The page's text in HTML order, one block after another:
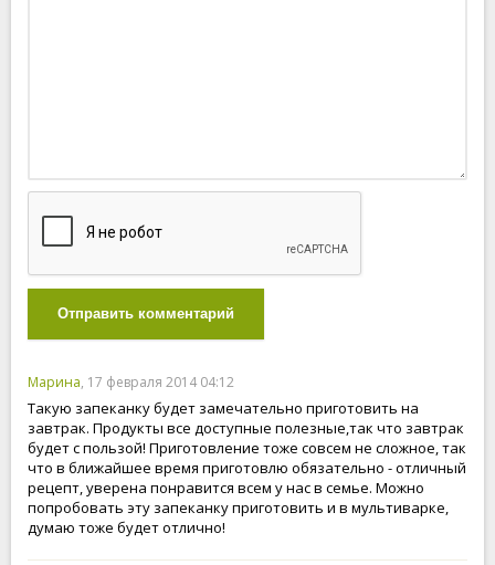
Отправить комментарий
Марина, 17 февраля 2014 04:12
Такую запеканку будет замечательно приготовить на
завтрак. Продукты все доступные полезные,так что завтрак
будет с пользой! Приготовление тоже совсем не сложное, так
что в ближайшее время приготовлю обязательно - отличный
рецепт, уверена понравится всем у нас в семье. Можно
попробовать эту запеканку приготовить и в мультиварке,
думаю тоже будет отлично!